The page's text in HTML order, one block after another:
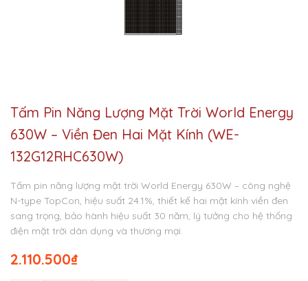
Tấm Pin Năng Lượng Mặt Trời World Energy
630W – Viền Đen Hai Mặt Kính (WE-
132G12RHC630W)
Tấm pin năng lượng mặt trời World Energy 630W – công nghệ
N-type TopCon, hiệu suất 24.1%, thiết kế hai mặt kính viền đen
sang trọng, bảo hành hiệu suất 30 năm, lý tưởng cho hệ thống
điện mặt trời dân dụng và thương mại.
₫
2.110.500